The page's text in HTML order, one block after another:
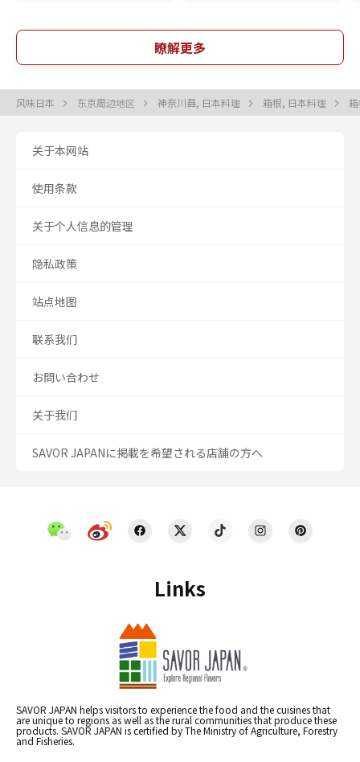
瞭解更多
风味日本 东京周边地区 神奈川县, 日本料理 箱根, 日本料理
Links
SAVOR JAPAN helps visitors to experience the food and the cuisines that
are unique to regions as well as the rural communities that produce these
products. SAVOR JAPAN is certified by The Ministry of Agriculture, Forestry
and Fisheries.
关于本网站
使用条款
关于个人信息的管理
隐私政策
站点地图
联系我们
お問い合わせ
关于我们
SAVOR JAPANに掲載を希望される店舗の方へ